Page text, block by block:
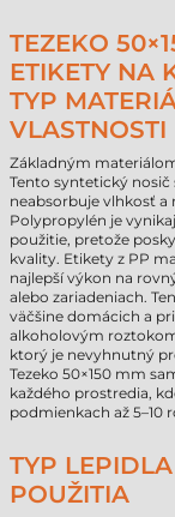
TEZEKO
ETIKETY NA
TYP
VLASTNOSTI
Základným
Tento syntetický nosič
neabsorbuje vlhkosť
Polypropylén je
použitie, pretože
kvality. Etikety z PP
najlepší výkon na
alebo zariadeniach.
väčšine domácich a
alkoholovým
ktorý je nevyhnutný
Tezeko 50×150 mm
každého prostredia,
podmienkach až 5–10
TYP
POUŽITIA